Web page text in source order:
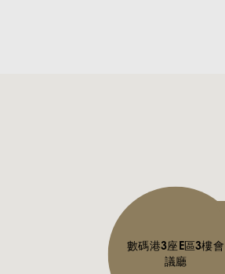
數碼港3座E區3樓會
議廳